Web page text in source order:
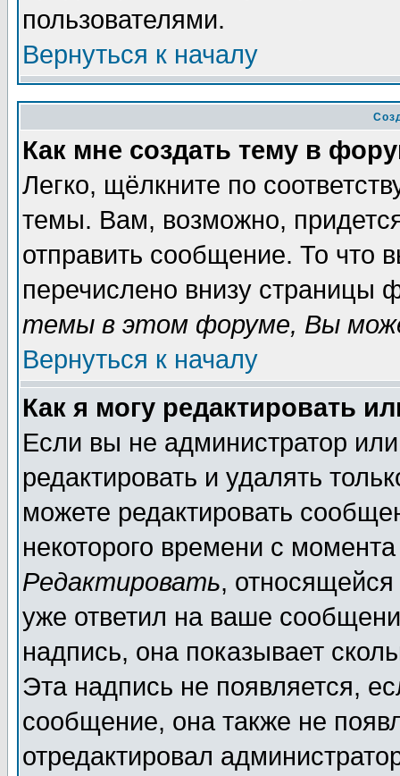
пользователями.
Вернуться к началу
Как мне создать тему в
Легко, щёлкните по
темы. Вам, возможно,
отправить сообщение. То что
перечислено внизу страницы
темы в этом форуме, Вы
Вернуться к началу
Как я могу редактировать
Если вы не администратор
редактировать и удалять
можете редактировать
некоторого времени с
Редактировать,
уже ответил на ваше
надпись, она показывает
Эта надпись не появляется,
сообщение, она также не
отредактировал